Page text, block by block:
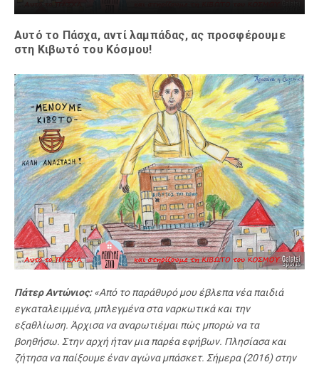
Αυτό το Πάσχα, αντί λαμπάδας, ας προσφέρουμε
στη Κιβωτό του Κόσμου!
Πάτερ Αντώνιος:«Από το παράθυρό μου έβλεπα νέα παιδιά
εγκαταλειμμένα, μπλεγμένα στα ναρκωτικά και την
εξαθλίωση. Άρχισα να αναρωτιέμαι πώς μπορώ να τα
βοηθήσω. Στην αρχή ήταν μια παρέα εφήβων. Πλησίασα και
ζήτησα να παίξουμε έναν αγώνα μπάσκετ. Σήμερα (2016) στην